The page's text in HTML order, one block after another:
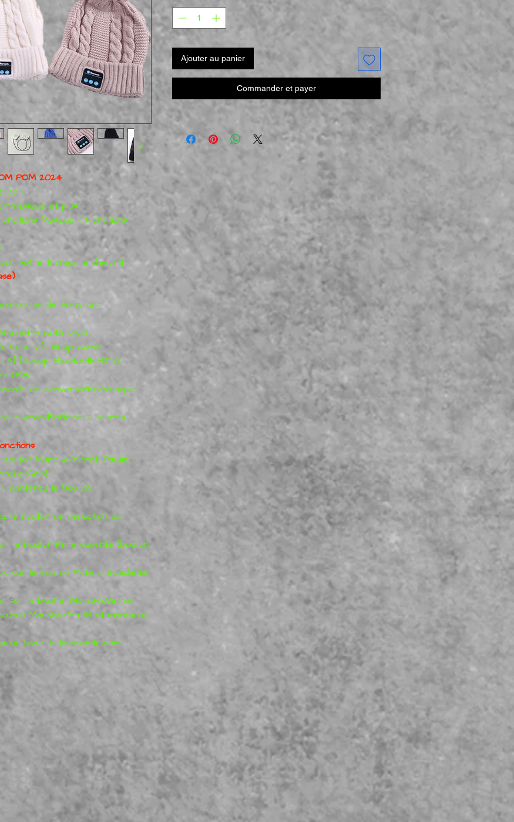
POM 2024
musique et plus
Musique + Fonctions
votre tranquillité d'esprit
et de fonctions
Bonnet tricoté style
Rose vif, Beige camel
Bluetooth BT-01
USB
en conversation/musique
charge/Batterie 2 heures -
Marche/Arrêt. Pause :
Arrêt.
maintenez le bouton
le bouton de réduction du
le bouton Piste suivante (bouton
sur le bouton Piste précédente
sur le bouton Marche/Arrêt
Marche/Arrêt et maintenez-
laver le bonnet tricoté
Ajouter au panier
Commander et payer